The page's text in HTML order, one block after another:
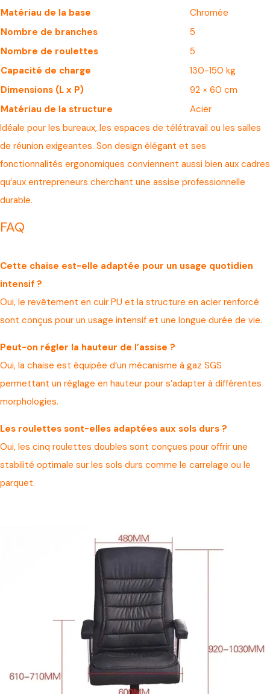
Matériau de la base
Chromée
Nombre de branches
5
Nombre de roulettes
5
Capacité de charge
130-150 kg
Dimensions (L x P)
92 × 60 cm
Matériau de la structure
Acier
Idéale pour les bureaux, les espaces de télétravail ou les salles
de réunion exigeantes. Son design élégant et ses
fonctionnalités ergonomiques conviennent aussi bien aux cadres
qu’aux entrepreneurs cherchant une assise professionnelle
durable.
FAQ
Cette chaise est-elle adaptée pour un usage quotidien
intensif ?
Oui, le revêtement en cuir PU et la structure en acier renforcé
sont conçus pour un usage intensif et une longue durée de vie.
Peut-on régler la hauteur de l’assise ?
Oui, la chaise est équipée d’un mécanisme à gaz SGS
permettant un réglage en hauteur pour s’adapter à différentes
morphologies.
Les roulettes sont-elles adaptées aux sols durs ?
Oui, les cinq roulettes doubles sont conçues pour offrir une
stabilité optimale sur les sols durs comme le carrelage ou le
parquet.